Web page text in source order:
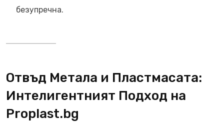
безупречна.
Отвъд Метала и Пластмасата:
Интелигентният Подход на
Proplast.bg